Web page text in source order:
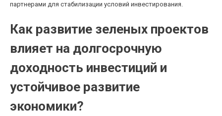
партнерами для стабилизации условий инвестирования.
Как развитие зеленых проектов
влияет на долгосрочную
доходность инвестиций и
устойчивое развитие
экономики?